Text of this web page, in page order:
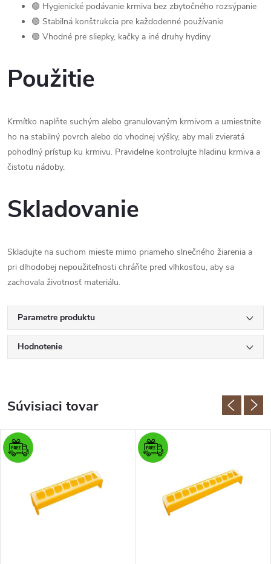
🟢 Hygienické podávanie krmiva bez zbytočného rozsýpanie
🟢 Stabilná konštrukcia pre každodenné používanie
🟢 Vhodné pre sliepky, kačky a iné druhy hydiny
Použitie
Krmítko naplňte suchým alebo granulovaným krmivom a umiestnite
ho na stabilný povrch alebo do vhodnej výšky, aby mali zvieratá
pohodlný prístup ku krmivu. Pravidelne kontrolujte hladinu krmiva a
čistotu nádoby.
Skladovanie
Skladujte na suchom mieste mimo priameho slnečného žiarenia a
pri dlhodobej nepoužiteľnosti chráňte pred vlhkosťou, aby sa
zachovala životnosť materiálu.
Parametre produktu
Hodnotenie
Súvisiaci tovar